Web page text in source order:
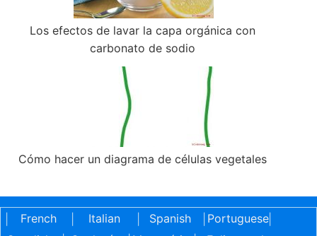
Los efectos de lavar la capa orgánica con
carbonato de sodio
Cómo hacer un diagrama de células vegetales
French Italian Spanish Portuguese|